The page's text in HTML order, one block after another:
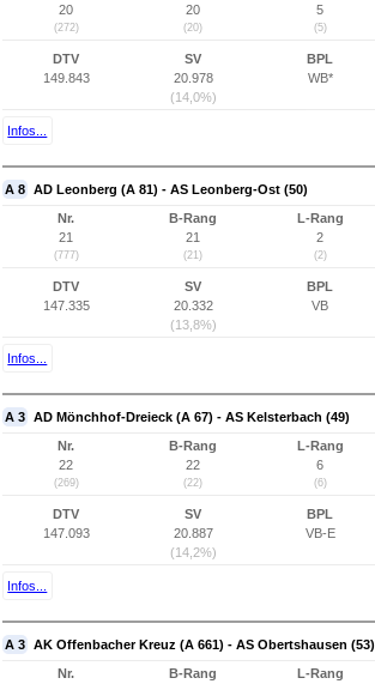
20
(272)
20
(20)
5
(5)
DTV
149.843
SV
20.978
(14,0%)
BPL
WB*
Infos...
A 8 AD Leonberg (A 81) - AS Leonberg-Ost (50)
Nr.
21
(777)
B-Rang
21
(21)
L-Rang
2
(2)
DTV
147.335
SV
20.332
(13,8%)
BPL
VB
Infos...
A 3 AD Mönchhof-Dreieck (A 67) - AS Kelsterbach (49)
Nr.
22
(269)
B-Rang
22
(22)
L-Rang
6
(6)
DTV
147.093
SV
20.887
(14,2%)
BPL
VB-E
Infos...
A 3 AK Offenbacher Kreuz (A 661) - AS Obertshausen (53)
Nr.
B-Rang
L-Rang